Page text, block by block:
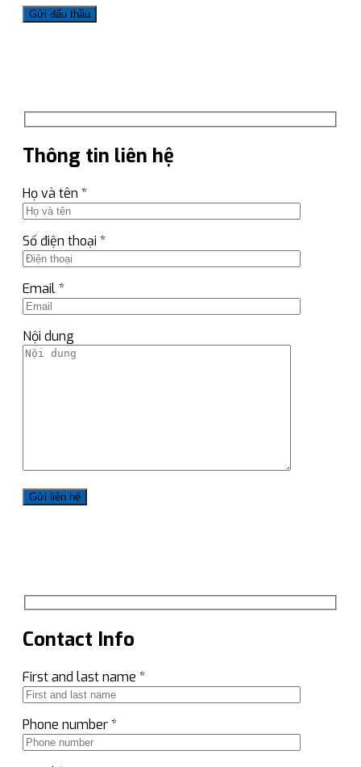
Thông tin liên hệ
Họ và tên *
Số điện thoại *
Email *
Nội dung
Contact Info
First and last name *
Phone number *